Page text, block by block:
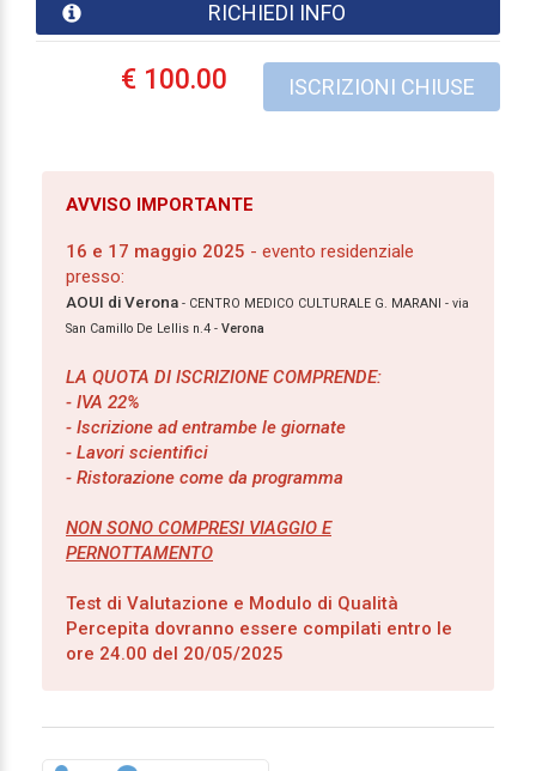
RICHIEDI INFO
ISCRIZIONI CHIUSE
€ 100.00
AVVISO IMPORTANTE
16 e 17 maggio 2025 - evento residenziale
presso:
AOUI di Verona - CENTRO MEDICO CULTURALE G. MARANI - via
San Camillo De Lellis n.4 - Verona
LA QUOTA DI ISCRIZIONE COMPRENDE:
- IVA 22%
- Iscrizione ad entrambe le giornate
- Lavori scientifici
- Ristorazione come da programma
NON SONO COMPRESI VIAGGIO E
PERNOTTAMENTO
Test di Valutazione e Modulo di Qualità
Percepita dovranno essere compilati entro le
ore 24.00 del 20/05/2025